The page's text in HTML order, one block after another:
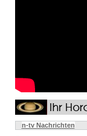
n-tv Nachrichten